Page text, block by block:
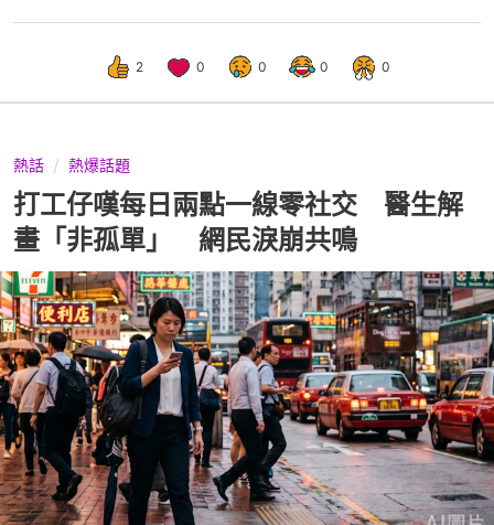
2 0 0 0 0
熱話 熱爆話題
打工仔嘆每日兩點一線零社交 醫生解
畫「非孤單」 網民淚崩共鳴